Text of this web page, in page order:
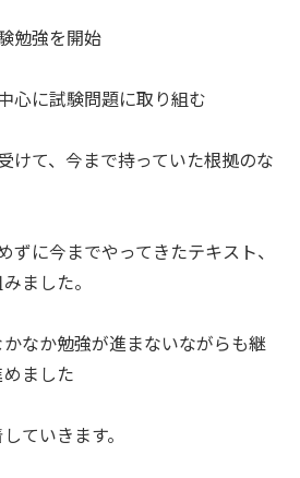
勉強を開始
心に試験問題に取り組む
けて、今まで持っていた根拠のな
に今までやってきたテキスト、
ました。
なか勉強が進まないながらも継
ました
ていきます。